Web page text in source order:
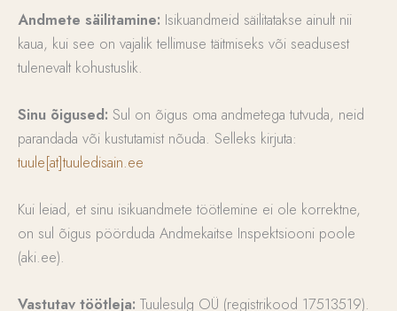
Andmete säilitamine: Isikuandmeid säilitatakse ainult nii
kaua, kui see on vajalik tellimuse täitmiseks või seadusest
tulenevalt kohustuslik.
Sinu õigused: Sul on õigus oma andmetega tutvuda, neid
parandada või kustutamist nõuda. Selleks kirjuta:
tuule[at]tuuledisain.ee
Kui leiad, et sinu isikuandmete töötlemine ei ole korrektne,
on sul õigus pöörduda Andmekaitse Inspektsiooni poole
(aki.ee).
Vastutav töötleja: Tuulesulg OÜ (registrikood 17513519).